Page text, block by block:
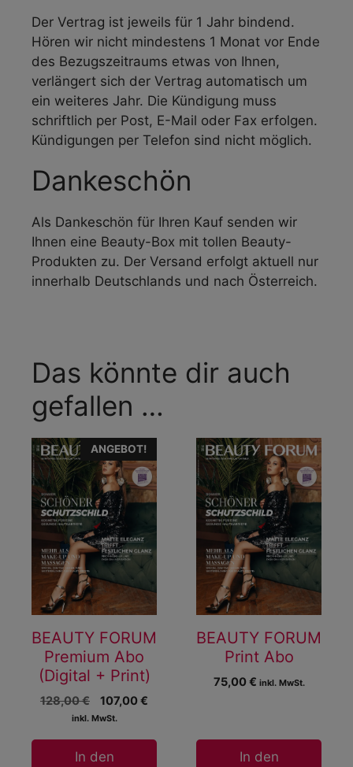
Der Vertrag ist jeweils für 1 Jahr bindend.
Hören wir nicht mindestens 1 Monat vor Ende
des Bezugszeitraums etwas von Ihnen,
verlängert sich der Vertrag automatisch um
ein weiteres Jahr. Die Kündigung muss
schriftlich per Post, E-Mail oder Fax erfolgen.
Kündigungen per Telefon sind nicht möglich.
Dankeschön
Als Dankeschön für Ihren Kauf senden wir
Ihnen eine Beauty-Box mit tollen Beauty-
Produkten zu. Der Versand erfolgt aktuell nur
innerhalb Deutschlands und nach Österreich.
Das könnte dir auch
gefallen …
ANGEBOT!
BEAUTY FORUM
Premium Abo
(Digital + Print)
128,00€ 107,00€
inkl. MwSt.
In den
BEAUTY FORUM
Print Abo
75,00€ inkl. MwSt.
In den